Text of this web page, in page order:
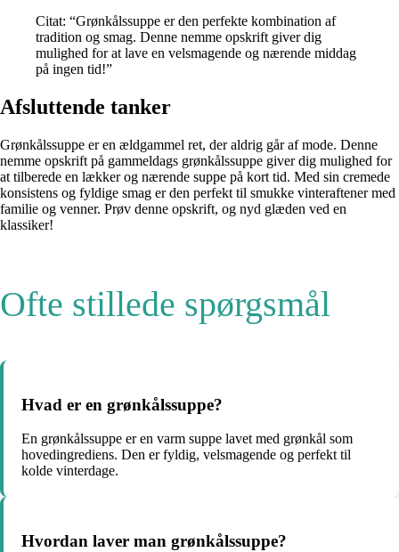
Citat: “Grønkålssuppe er den perfekte kombination af
tradition og smag. Denne nemme opskrift giver dig
mulighed for at lave en velsmagende og nærende middag
på ingen tid!”
Afsluttende tanker
Grønkålssuppe er en ældgammel ret, der aldrig går af mode. Denne
nemme opskrift på gammeldags grønkålssuppe giver dig mulighed for
at tilberede en lækker og nærende suppe på kort tid. Med sin cremede
konsistens og fyldige smag er den perfekt til smukke vinteraftener med
familie og venner. Prøv denne opskrift, og nyd glæden ved en
klassiker!
Ofte stillede spørgsmål
Hvad er en grønkålssuppe?
En grønkålssuppe er en varm suppe lavet med grønkål som
hovedingrediens. Den er fyldig, velsmagende og perfekt til
kolde vinterdage.
Hvordan laver man grønkålssuppe?